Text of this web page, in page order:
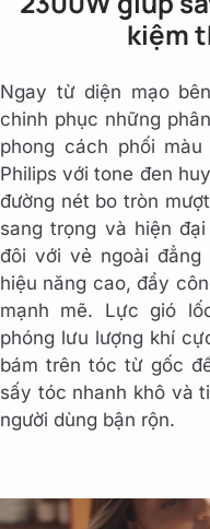
kiệm
Ngay từ diện mạo
chinh phục những
phong cách phối
Philips với tone đen
đường nét bo tròn
sang trọng và hiện
đôi với vẻ ngoài
hiệu năng cao, đẩy
mạnh mẽ. Lực gió
phóng lưu lượng khí
bám trên tóc từ gốc
sấy tóc nhanh khô và
người dùng bận rộn.